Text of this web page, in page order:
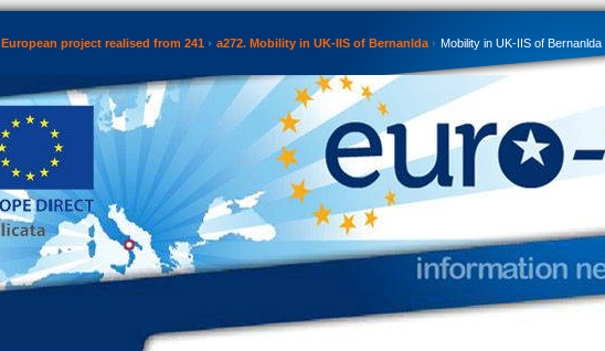
European project realised from 241 a272. Mobility in UK-IIS of Bernanlda Mobility in UK-IIS of Bernanlda